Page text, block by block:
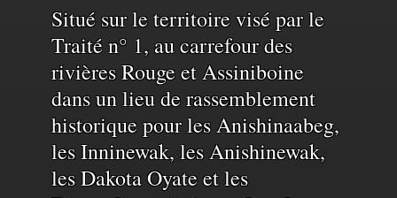
Reconnaissance
du
territoire
Situé sur le territoire visé par le
Traité n° 1, au carrefour des
rivières Rouge et Assiniboine
dans un lieu de rassemblement
historique pour les Anishinaabeg,
les Inninewak, les Anishinewak,
les Dakota Oyate et les